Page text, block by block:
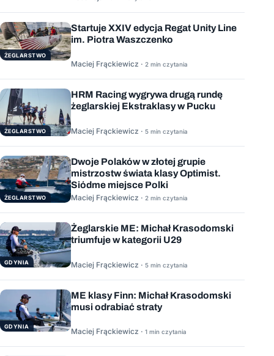
ŻEGLARSTWO
Startuje XXIV edycja Regat Unity Line
im. Piotra Waszczenko
Maciej Frąckiewicz · 2 min czytania
ŻEGLARSTWO
HRM Racing wygrywa drugą rundę
żeglarskiej Ekstraklasy w Pucku
Maciej Frąckiewicz · 5 min czytania
ŻEGLARSTWO
Dwoje Polaków w złotej grupie
mistrzostw świata klasy Optimist.
Siódme miejsce Polki
Maciej Frąckiewicz · 2 min czytania
GDYNIA
Żeglarskie ME: Michał Krasodomski
triumfuje w kategorii U29
Maciej Frąckiewicz · 5 min czytania
GDYNIA
ME klasy Finn: Michał Krasodomski
musi odrabiać straty
Maciej Frąckiewicz · 1 min czytania